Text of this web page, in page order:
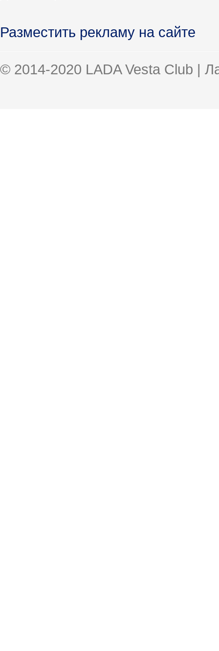
Разместить рекламу на сайте
© 2014-2020 LADA Vesta Club |